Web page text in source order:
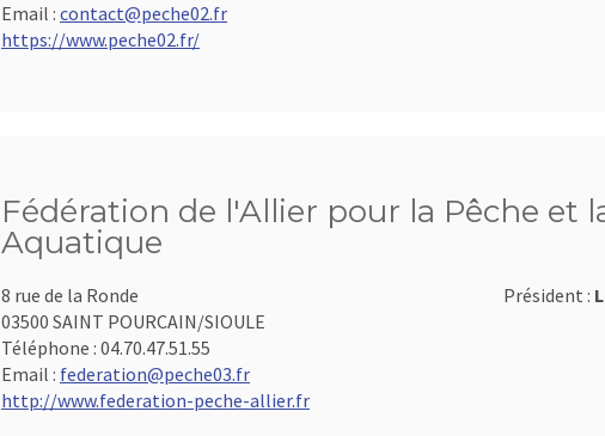
Email : contact@peche02.fr
https://www.peche02.fr/
Fédération de l'Allier pour la Pêche et
Aquatique
8 rue de la Ronde
03500 SAINT POURCAIN/SIOULE
Téléphone : 04.70.47.51.55
Email : federation@peche03.fr
http://www.federation-peche-allier.fr
Président :